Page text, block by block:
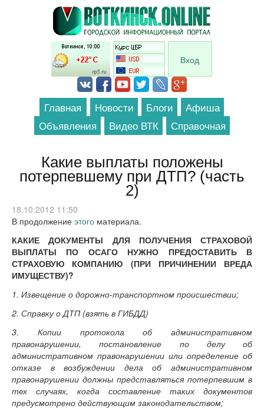
Перейти к основному содержанию
Вход
Главная Новости Блоги
Афиша
Объявления
Видео ВТК Справочная
Какие выплаты положены
потерпевшему при ДТП? (часть
2)
18.10.2012 11:50
В продолжение этого материала.
КАКИЕ ДОКУМЕНТЫ ДЛЯ ПОЛУЧЕНИЯ СТРАХОВОЙ
ВЫПЛАТЫ ПО ОСАГО НУЖНО ПРЕДОСТАВИТЬ В
СТРАХОВУЮ КОМПАНИЮ (ПРИ ПРИЧИНЕНИИ ВРЕДА
ИМУЩЕСТВУ)?
1. Извещение о дорожно-транспортном происшествии;
2. Справку о ДТП (взять в ГИБДД)
3. Копии протокола об административном
правонарушении, постановление по делу об
административном правонарушении или определение об
отказе в возбуждении дела об административном
правонарушении должны представляться потерпевшим в
тех случаях, когда составление таких документов
предусмотрено действующим законодательством;